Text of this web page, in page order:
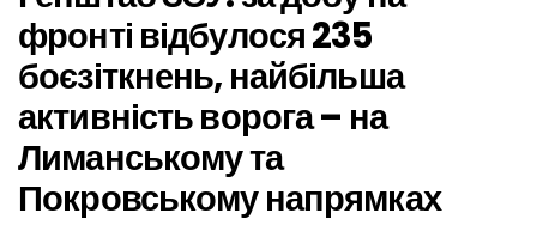
фронті відбулося 235
боєзіткнень, найбільша
активність ворога – на
Лиманському та
Покровському напрямках